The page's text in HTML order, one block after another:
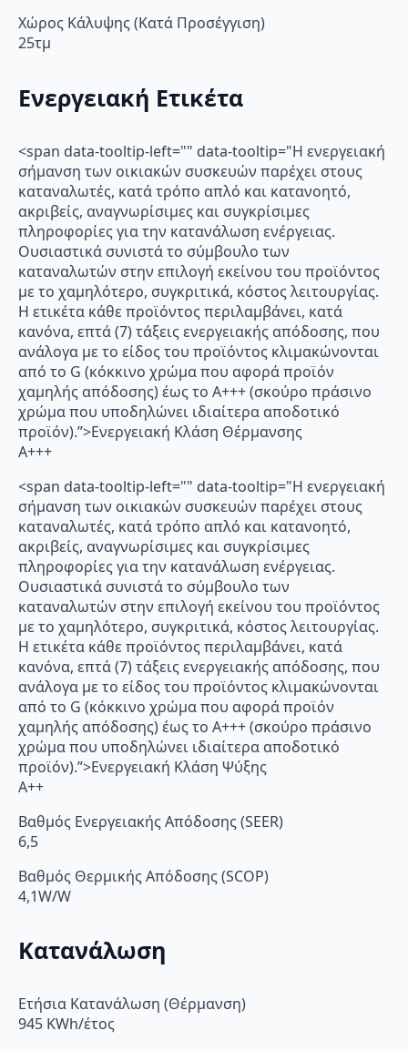
Χώρος Κάλυψης (Κατά Προσέγγιση)
25τμ
Ενεργειακή Ετικέτα
<span data-tooltip-left="" data-tooltip="Η ενεργειακή
σήμανση των οικιακών συσκευών παρέχει στους
καταναλωτές, κατά τρόπο απλό και κατανοητό,
ακριβείς, αναγνωρίσιμες και συγκρίσιμες
πληροφορίες για την κατανάλωση ενέργειας.
Ουσιαστικά συνιστά το σύμβουλο των
καταναλωτών στην επιλογή εκείνου του προϊόντος
με το χαμηλότερο, συγκριτικά, κόστος λειτουργίας.
Η ετικέτα κάθε προϊόντος περιλαμβάνει, κατά
κανόνα, επτά (7) τάξεις ενεργειακής απόδοσης, που
ανάλογα με το είδος του προϊόντος κλιμακώνονται
από το G (κόκκινο χρώμα που αφορά προϊόν
χαμηλής απόδοσης) έως το Α+++ (σκούρο πράσινο
χρώμα που υποδηλώνει ιδιαίτερα αποδοτικό
προϊόν).”>Ενεργειακή Κλάση Θέρμανσης
A+++
<span data-tooltip-left="" data-tooltip="Η ενεργειακή
σήμανση των οικιακών συσκευών παρέχει στους
καταναλωτές, κατά τρόπο απλό και κατανοητό,
ακριβείς, αναγνωρίσιμες και συγκρίσιμες
πληροφορίες για την κατανάλωση ενέργειας.
Ουσιαστικά συνιστά το σύμβουλο των
καταναλωτών στην επιλογή εκείνου του προϊόντος
με το χαμηλότερο, συγκριτικά, κόστος λειτουργίας.
Η ετικέτα κάθε προϊόντος περιλαμβάνει, κατά
κανόνα, επτά (7) τάξεις ενεργειακής απόδοσης, που
ανάλογα με το είδος του προϊόντος κλιμακώνονται
από το G (κόκκινο χρώμα που αφορά προϊόν
χαμηλής απόδοσης) έως το Α+++ (σκούρο πράσινο
χρώμα που υποδηλώνει ιδιαίτερα αποδοτικό
προϊόν).”>Ενεργειακή Κλάση Ψύξης
A++
Βαθμός Ενεργειακής Απόδοσης (SEER)
6,5
Βαθμός Θερμικής Απόδοσης (SCOP)
4,1W/W
Κατανάλωση
Ετήσια Κατανάλωση (Θέρμανση)
945 KWh/έτος